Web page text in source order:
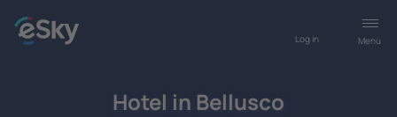
Menù
Log in
Hotel in Bellusco